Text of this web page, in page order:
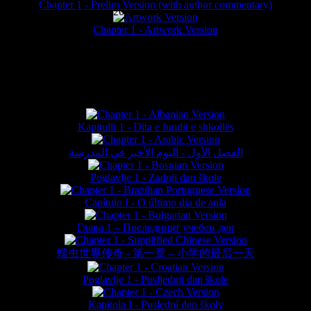
Chapter 1 - Prelim Version (with author commentary)
Chapter 1 - Artwork Version
Kapitulli 1 - Dita e fundit e shkollës
الفصل الأول - اليوم الأخير في المدرسة
Poglavlje 1 - Zadnji dan škole
Capítulo I - O último dia de aula
Глава 1 – Последният учебен ден
蠕虫世界传奇 - 第一章 – 小学的最后一天
Poglavlje 1 - Posljednji dan škole
Kapitola I - Poslední den školy
website © Daniel Lieske 2026 - Wormworld® is a registered